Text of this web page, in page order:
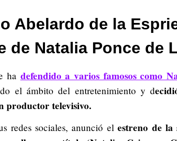
Abelardo de la
de Natalia Ponce de
ha defendido a varios famosos como
el ámbito del entretenimiento y d
productor televisivo.
redes sociales, anunció elestreno de